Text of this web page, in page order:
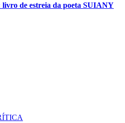
de estreia da poeta SUIANY